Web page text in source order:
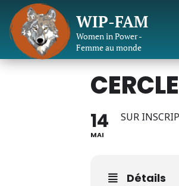
WIP-FAM
Women in Power -
Femme au monde
14
MAI
SUR
Détails